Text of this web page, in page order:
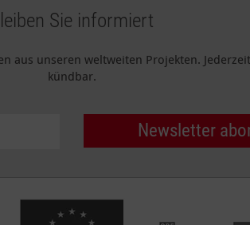
Sie informiert
aus unseren weltweiten Projekten.
kündbar.
Newsletter